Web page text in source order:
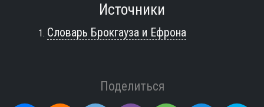
Источники
Словарь Брокгауза и Ефрона
Поделиться